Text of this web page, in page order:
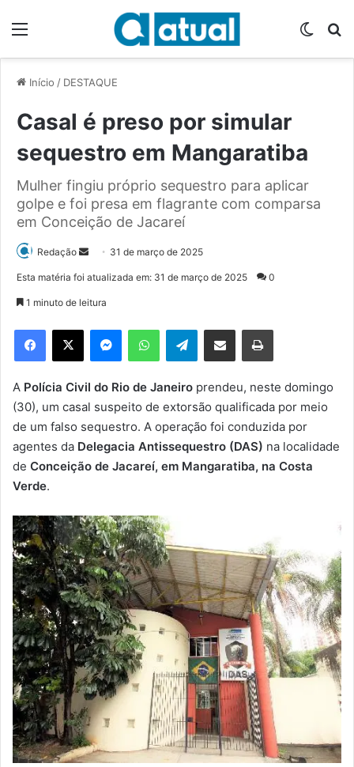
Início / DESTAQUE
Casal é preso por simular
sequestro em Mangaratiba
Mulher fingiu próprio sequestro para aplicar
golpe e foi presa em flagrante com comparsa
em Conceição de Jacareí
Redação
d
e
m
e
-
m
a
31 de março de 2025
Esta matéria foi atualizada em: 31 de março de 2025 0
1 minuto de leitura
Telegram
A Polícia Civil do Rio de Janeiro prendeu, neste domingo
(30), um casal suspeito de extorsão qualificada por meio
de um falso sequestro. A operação foi conduzida por
agentes da Delegacia Antissequestro (DAS) na localidade
de Conceição de Jacareí, em Mangaratiba, na Costa
Verde.